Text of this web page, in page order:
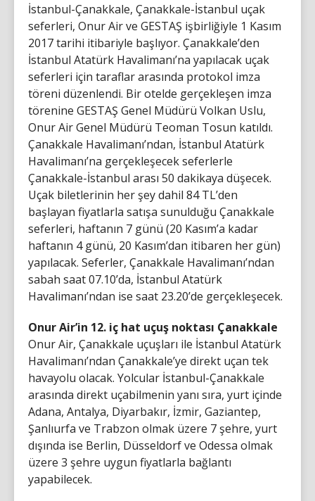
İstanbul-Çanakkale, Çanakkale-İstanbul uçak
seferleri, Onur Air ve GESTAŞ işbirliğiyle 1 Kasım
2017 tarihi itibariyle başlıyor. Çanakkale’den
İstanbul Atatürk Havalimanı’na yapılacak uçak
seferleri için taraflar arasında protokol imza
töreni düzenlendi. Bir otelde gerçekleşen imza
törenine GESTAŞ Genel Müdürü Volkan Uslu,
Onur Air Genel Müdürü Teoman Tosun katıldı.
Çanakkale Havalimanı’ndan, İstanbul Atatürk
Havalimanı’na gerçekleşecek seferlerle
Çanakkale-İstanbul arası 50 dakikaya düşecek.
Uçak biletlerinin her şey dahil 84 TL’den
başlayan fiyatlarla satışa sunulduğu Çanakkale
seferleri, haftanın 7 günü (20 Kasım’a kadar
haftanın 4 günü, 20 Kasım’dan itibaren her gün)
yapılacak. Seferler, Çanakkale Havalimanı’ndan
sabah saat 07.10’da, İstanbul Atatürk
Havalimanı’ndan ise saat 23.20’de gerçekleşecek.
Onur Air’in 12. iç hat uçuş noktası Çanakkale
Onur Air, Çanakkale uçuşları ile İstanbul Atatürk
Havalimanı’ndan Çanakkale’ye direkt uçan tek
havayolu olacak. Yolcular İstanbul-Çanakkale
arasında direkt uçabilmenin yanı sıra, yurt içinde
Adana, Antalya, Diyarbakır, İzmir, Gaziantep,
Şanlıurfa ve Trabzon olmak üzere 7 şehre, yurt
dışında ise Berlin, Düsseldorf ve Odessa olmak
üzere 3 şehre uygun fiyatlarla bağlantı
yapabilecek.